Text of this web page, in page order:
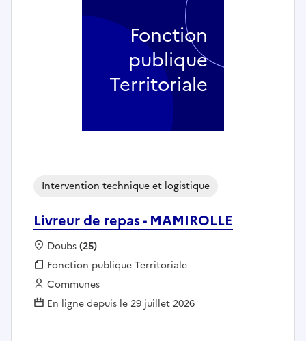
Livreur de repas - MAMIROLLE
Intervention technique et logistique
Localisation :
Doubs(25)
Fonction publique :
Fonction publique Territoriale
Employeur :
Communes
En ligne depuis le 29 juillet 2026
Fonction
publique
Territoriale